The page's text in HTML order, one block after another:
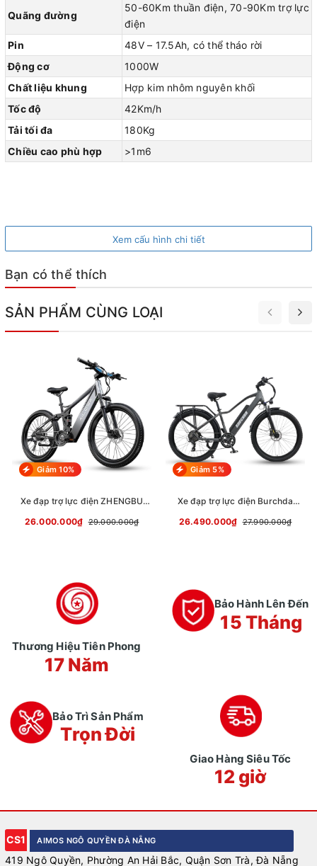
Quãng đường
50-60Km thuần điện, 70-90Km trợ lực
điện
Pin
48V – 17.5Ah, có thể tháo rời
Động cơ
1000W
Chất liệu khung
Hợp kim nhôm nguyên khối
Tốc độ
42Km/h
Tải tối đa
180Kg
Chiều cao phù hợp
>1m6
Xem cấu hình chi tiết
Bạn có thể thích
SẢN PHẨM CÙNG LOẠI
Giảm 10%
Xe đạp trợ lực điện ZHENGBU
26.000.000₫ 29.000.000₫
Giảm 5%
Xe đạp trợ lực điện Burchda
26.490.000₫ 27.990.000₫
Thương Hiệu Tiên Phong
17 Năm
Bảo Hành Lên Đến
15 Tháng
Bảo Trì Sản Phẩm
Trọn Đời
Giao Hàng Siêu Tốc
12 giờ
CS1 AIMOS NGÔ QUYỀN ĐÀ NẴNG
419 Ngô Quyền, Phường An Hải Bắc, Quận Sơn Trà, Đà Nẵng